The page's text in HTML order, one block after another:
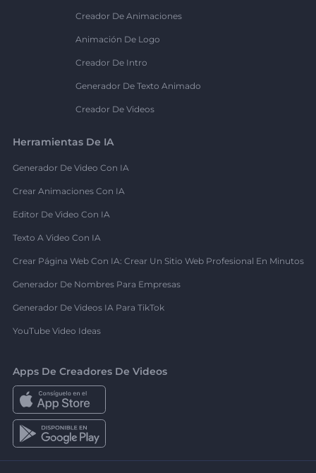
Creador De Animaciones
Animación De Logo
Creador De Intro
Generador De Texto Animado
Creador De Videos
Herramientas De IA
Generador De Video Con IA
Crear Animaciones Con IA
Editor De Video Con IA
Texto A Video Con IA
Crear Página Web Con IA: Crear Un Sitio Web Profesional En Minutos
Generador De Nombres Para Empresas
Generador De Videos IA Para TikTok
YouTube Video Ideas
Apps De Creadores De Videos